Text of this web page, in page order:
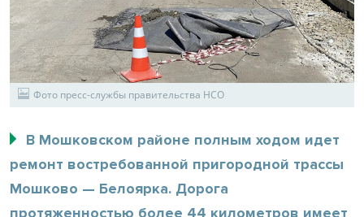
Фото пресс-службы правительства НСО
В Мошковском районе полным ходом идет
ремонт востребованной пригородной трассы
Мошково — Белоярка. Дорога
протяженностью более 44 километров имеет